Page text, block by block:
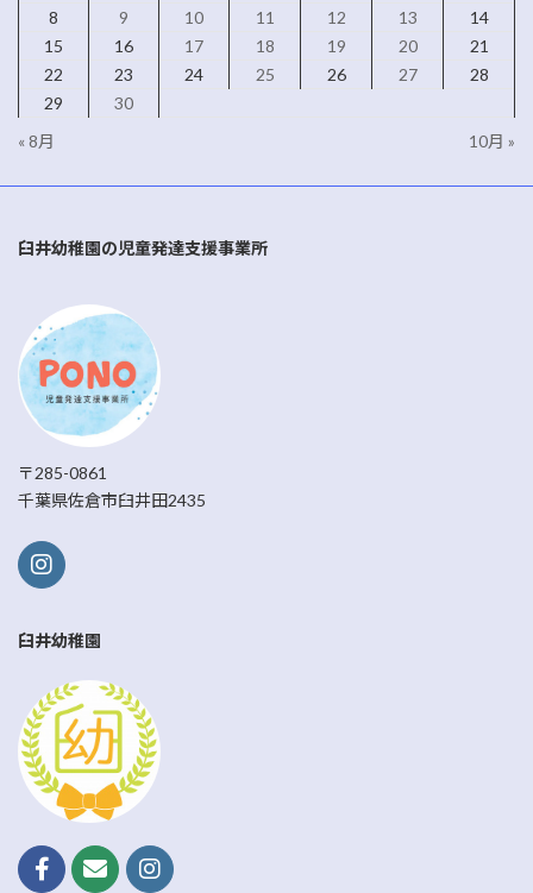
8
9 10 11 12 13
14
15
16 17 18 19 20
21
22
23 24 25 26 27
28
29
30
« 8月
10月 »
臼井幼稚園の児童発達支援事業所
〒285-0861
千葉県佐倉市臼井田2435
臼井幼稚園